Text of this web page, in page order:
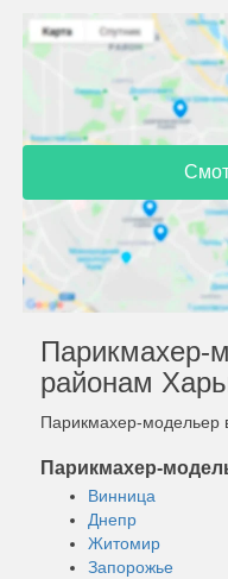
Парикмахер-
районам
Парикмахер-модельер
Парикмахер-
Винница
Днепр
Житомир
Запорожье